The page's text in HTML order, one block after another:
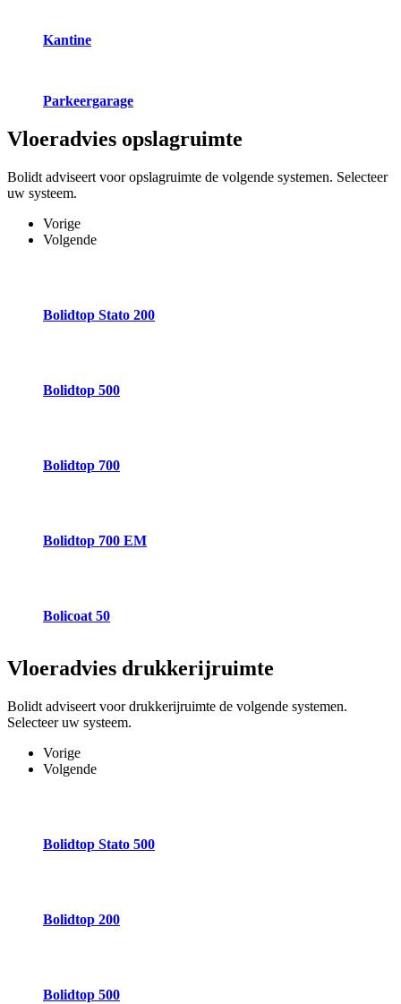
Kantine
Parkeergarage
Vloeradvies opslagruimte
Bolidt adviseert voor opslagruimte de volgende systemen. Selecteer
uw systeem.
Vorige
Volgende
Bolidtop Stato 200
Bolidtop 500
Bolidtop 700
Bolidtop 700 EM
Bolicoat 50
Vloeradvies drukkerijruimte
Bolidt adviseert voor drukkerijruimte de volgende systemen.
Selecteer uw systeem.
Vorige
Volgende
Bolidtop Stato 500
Bolidtop 200
Bolidtop 500